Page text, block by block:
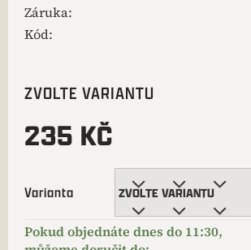
Záruka:
Kód:
ZVOLTE VARIANTU
235 KČ
Varianta